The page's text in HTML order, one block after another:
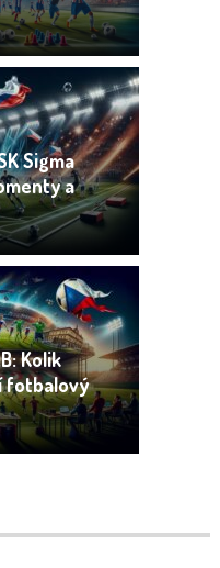
Sigma
a
Kolik
fotbalový